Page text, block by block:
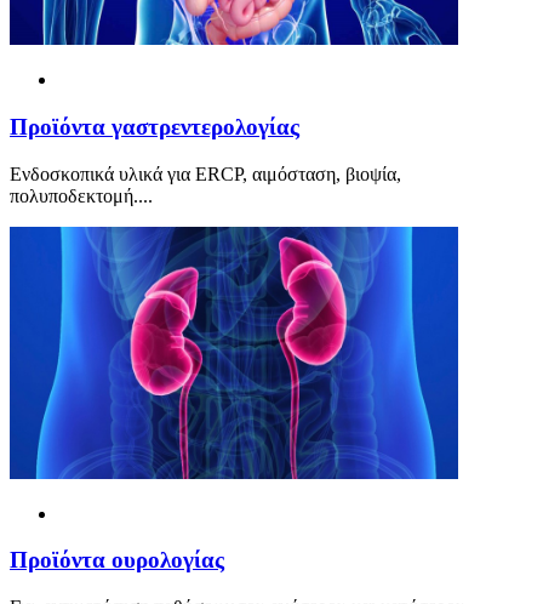
Προϊόντα γαστρεντερολογίας
Ενδοσκοπικά υλικά για ERCP, αιμόσταση, βιοψία,
πολυποδεκτομή....
Προϊόντα ουρολογίας